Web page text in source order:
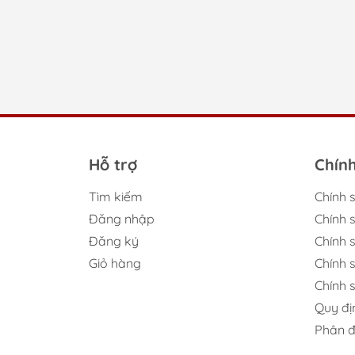
Những ưu điểm nổi
Hỗ trợ
Tìm kiếm
Đăng nhập
Đăng ký
Giỏ hàng
Chính
Chính
Chính
Chính
Chính
Quy
Phân